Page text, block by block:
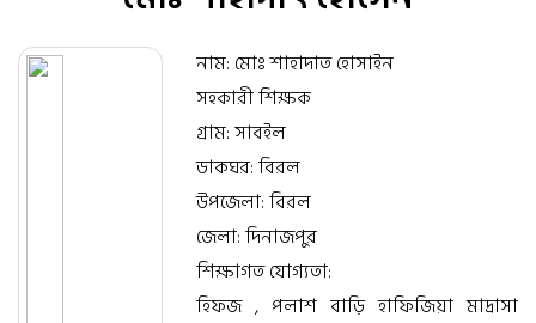
নাম: মোঃ শাহাদাত হোসাইন
সহকারী শিক্ষক
গ্রাম: সাবইল
ডাকঘর: বিরল
উপজেলা: বিরল
জেলা: দিনাজপুর
শিক্ষাগত যোগ্যতা:
হিফজ , পলাশ বাড়ি হাফিজিয়া মাদ্রাসা